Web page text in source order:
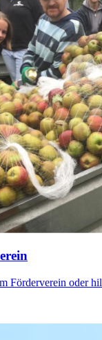
Förderverein oder